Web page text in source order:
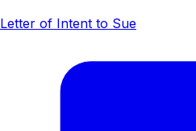
Letter of Intent to Sue